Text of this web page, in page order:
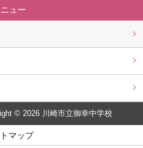
© 2026 川崎市立御幸中学校
マップ